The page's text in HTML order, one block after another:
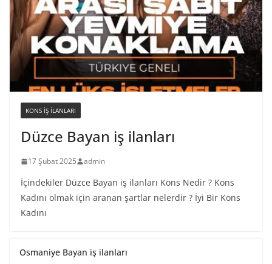
KONS IŞ ILANLARI
Düzce Bayan iş ilanları
17 Şubat 2025 admin
İçindekiler Düzce Bayan iş ilanları Kons Nedir ? Kons
Kadını olmak için aranan şartlar nelerdir ? İyi Bir Kons
Kadını
Osmaniye Bayan iş ilanları